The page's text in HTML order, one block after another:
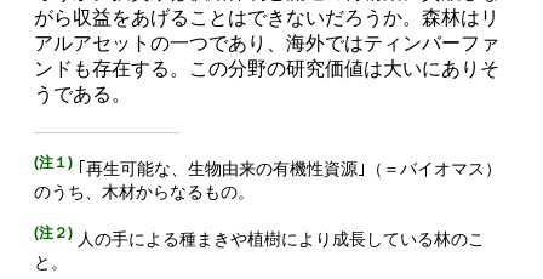
がら収益をあげることはできないだろうか。森林はリ
アルアセットの一つであり、海外ではティンバーファ
ンドも存在する。この分野の研究価値は大いにありそ
うである。
(注１)
｢再生可能な、生物由来の有機性資源｣（＝バイオマス）
のうち、木材からなるもの。
(注２) 人の手による種まきや植樹により成長している林のこ
と。